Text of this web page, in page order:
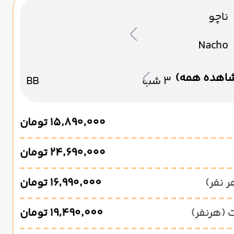
همه)
ناچو
Nacho
3 شب BB
۱۵٬۸۹۰٬۰۰۰ تومان
۲۴٬۶۹۰٬۰۰۰ تومان
نفر)
۱۶٬۹۹۰٬۰۰۰ تومان
(هرنفر)
۱۹٬۴۹۰٬۰۰۰ تومان